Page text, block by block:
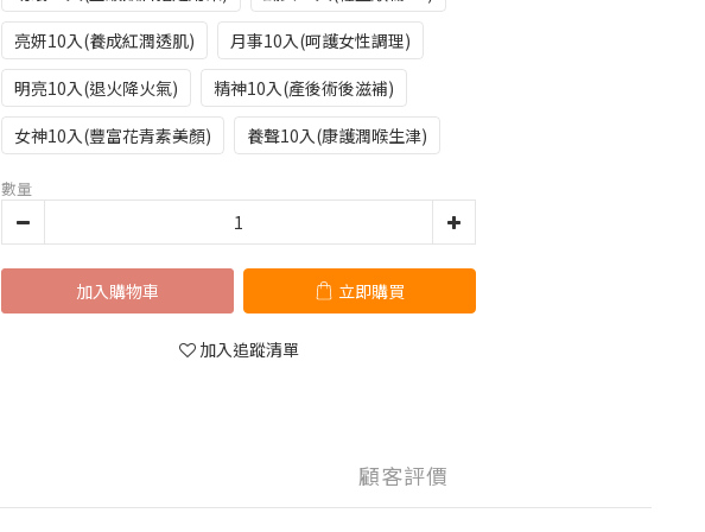
亮妍10入(養成紅潤透肌)
月事10入(呵護女性調理)
明亮10入(退火降火氣)
精神10入(產後術後滋補)
女神10入(豐富花青素美顏)
養聲10入(康護潤喉生津)
數量
加入購物車 立即購買
加入追蹤清單
顧客評價